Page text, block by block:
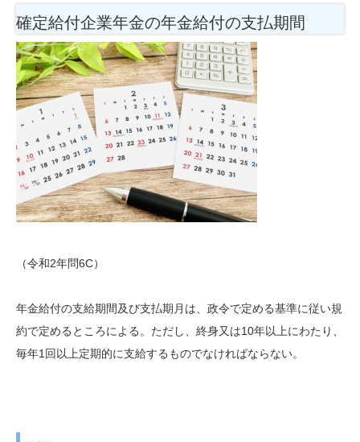
確定給付企業年金の年金給付の支払期間
（令和2年問6C）
年金給付の支給期間及び支払期月は、政令で定める基準に従い規
約で定めるところによる。ただし、終身又は10年以上にわたり、
毎年1回以上定期的に支給するものでなければならない。